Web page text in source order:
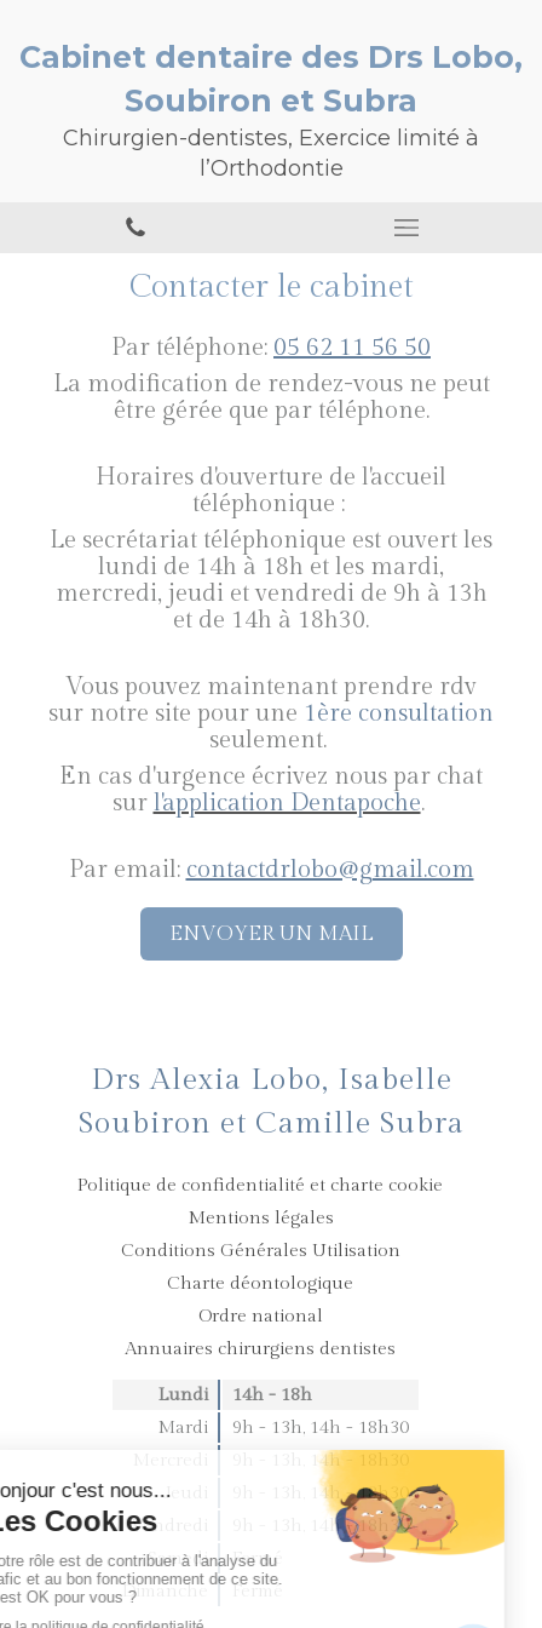
Cabinet dentaire des Drs Lobo,
Soubiron et Subra
Chirurgien-dentistes, Exercice limité à
l’Orthodontie
Contacter le cabinet
Par téléphone: 05 62 11 56 50
La modification de rendez-vous ne peut
être gérée que par téléphone.
Horaires d'ouverture de l'accueil
téléphonique :
Le secrétariat téléphonique est ouvert les
lundi de 14h à 18h et les mardi,
mercredi, jeudi et vendredi de 9h à 13h
et de 14h à 18h30.
Vous pouvez maintenant prendre rdv
sur notre site pour une 1ère consultation
seulement.
En cas d'urgence écrivez nous par chat
sur l'application Dentapoche.
Par email: contactdrlobo@gmail.com
ENVOYER UN MAIL
Drs Alexia Lobo, Isabelle
Soubiron et Camille Subra
Politique de confidentialité et charte cookie
Mentions légales
Conditions Générales Utilisation
Charte déontologique
Ordre national
Annuaires chirurgiens dentistes
Lundi
14h - 18h
Mardi
9h - 13h, 14h - 18h30
14h - 18h30
Jeudi
14h - 18h30
Vendredi
14h - 18h30
Samedi
Fermé
Dimanche
Fermé